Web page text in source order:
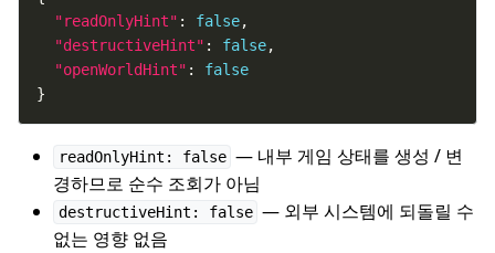
"readOnlyHint" : false
"destructiveHint" : false
"openWorldHint" : false
}
readOnlyHint: false — 내부 게임 상태를 생성 / 변
경하므로 순수 조회가 아님
destructiveHint: false — 외부 시스템에 되돌릴 수
없는 영향 없음